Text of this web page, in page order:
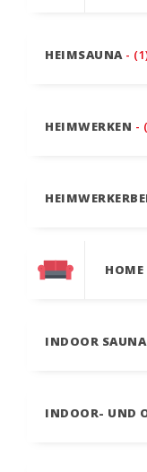
HEIMSAUNA -
HEIMWERKEN -
INDOOR SAUNA
INDOOR- UND